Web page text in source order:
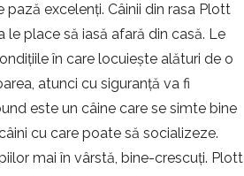
pază excelenți. Câinii din rasa Plott
place să iasă afară din casă. Le
în care locuiește alături de o
atunci cu siguranță va fi
este un câine care se simte bine
cu care poate să socializeze.
mai în vârstă, bine-crescuți. Plott